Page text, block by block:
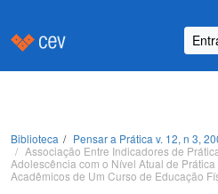
Biblioteca
Pensar a Prática v. 12, n 3,
Associação Entre Indicadores de
Adolescência com o Nível Atual de
Acadêmicos de Um Curso de Educação